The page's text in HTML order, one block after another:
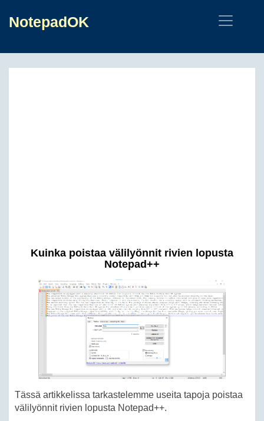
NotepadOK
Kuinka poistaa välilyönnit rivien lopusta
Notepad++
Tässä artikkelissa tarkastelemme useita tapoja poistaa
välilyönnit rivien lopusta Notepad++.